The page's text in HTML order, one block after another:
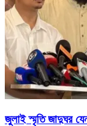
জুলাই স্মৃতি জাদুঘর